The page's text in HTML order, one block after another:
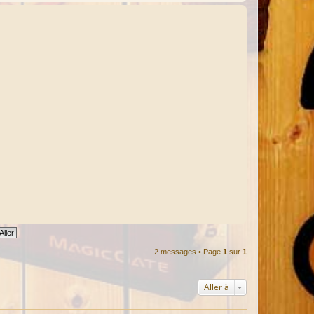
2 messages • Page 1 sur 1
Aller à